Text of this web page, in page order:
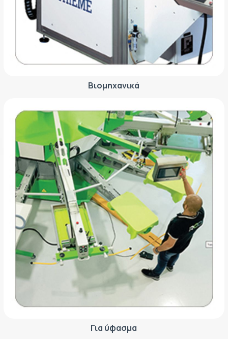
ΕΡΓΑΛΕΊΑ - ΑΞΕΣΟΥΆΡ
ΒΟΗΘΗΤΙΚΌΣ ΕΞΟΠΛΙΣΜΌΣ
ΚΑΤΑ ΠΑΡΑΓΓΕΛΊΑ
ΕΤΙΚΈΤΑ - ΕΎΚΑΜΠΤΗ ΣΥΣΚΕΥΑΣΊΑ
ΤΕΧΝΙΚΆ ΣΧΈΔΙΑ
Βιομηχανικά
Για ύφασμα